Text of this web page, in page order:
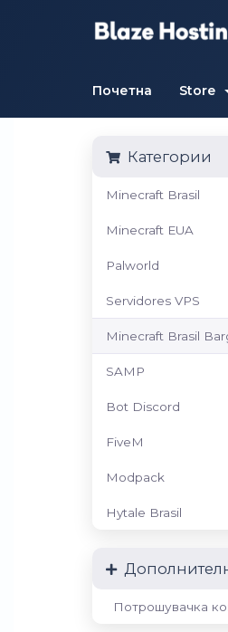
Почетна Store
Категории
Minecraft Brasil
Minecraft EUA
Palworld
Servidores VPS
Minecraft Brasil
SAMP
Bot Discord
FiveM
Modpack
Hytale Brasil
Потрошувачка